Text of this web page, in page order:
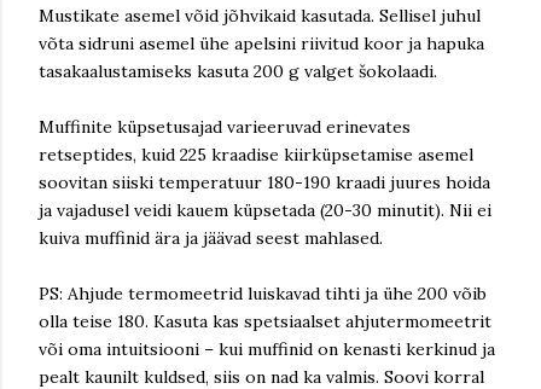
Mustikate asemel võid jõhvikaid kasutada. Sellisel juhul
võta sidruni asemel ühe apelsini riivitud koor ja hapuka
tasakaalustamiseks kasuta 200 g valget šokolaadi.
Muffinite küpsetusajad varieeruvad erinevates
retseptides, kuid 225 kraadise kiirküpsetamise asemel
soovitan siiski temperatuur 180-190 kraadi juures hoida
ja vajadusel veidi kauem küpsetada (20-30 minutit). Nii ei
kuiva muffinid ära ja jäävad seest mahlased.
PS: Ahjude termomeetrid luiskavad tihti ja ühe 200 võib
olla teise 180. Kasuta kas spetsiaalset ahjutermomeetrit
või oma intuitsiooni – kui muffinid on kenasti kerkinud ja
pealt kaunilt kuldsed, siis on nad ka valmis. Soovi korral